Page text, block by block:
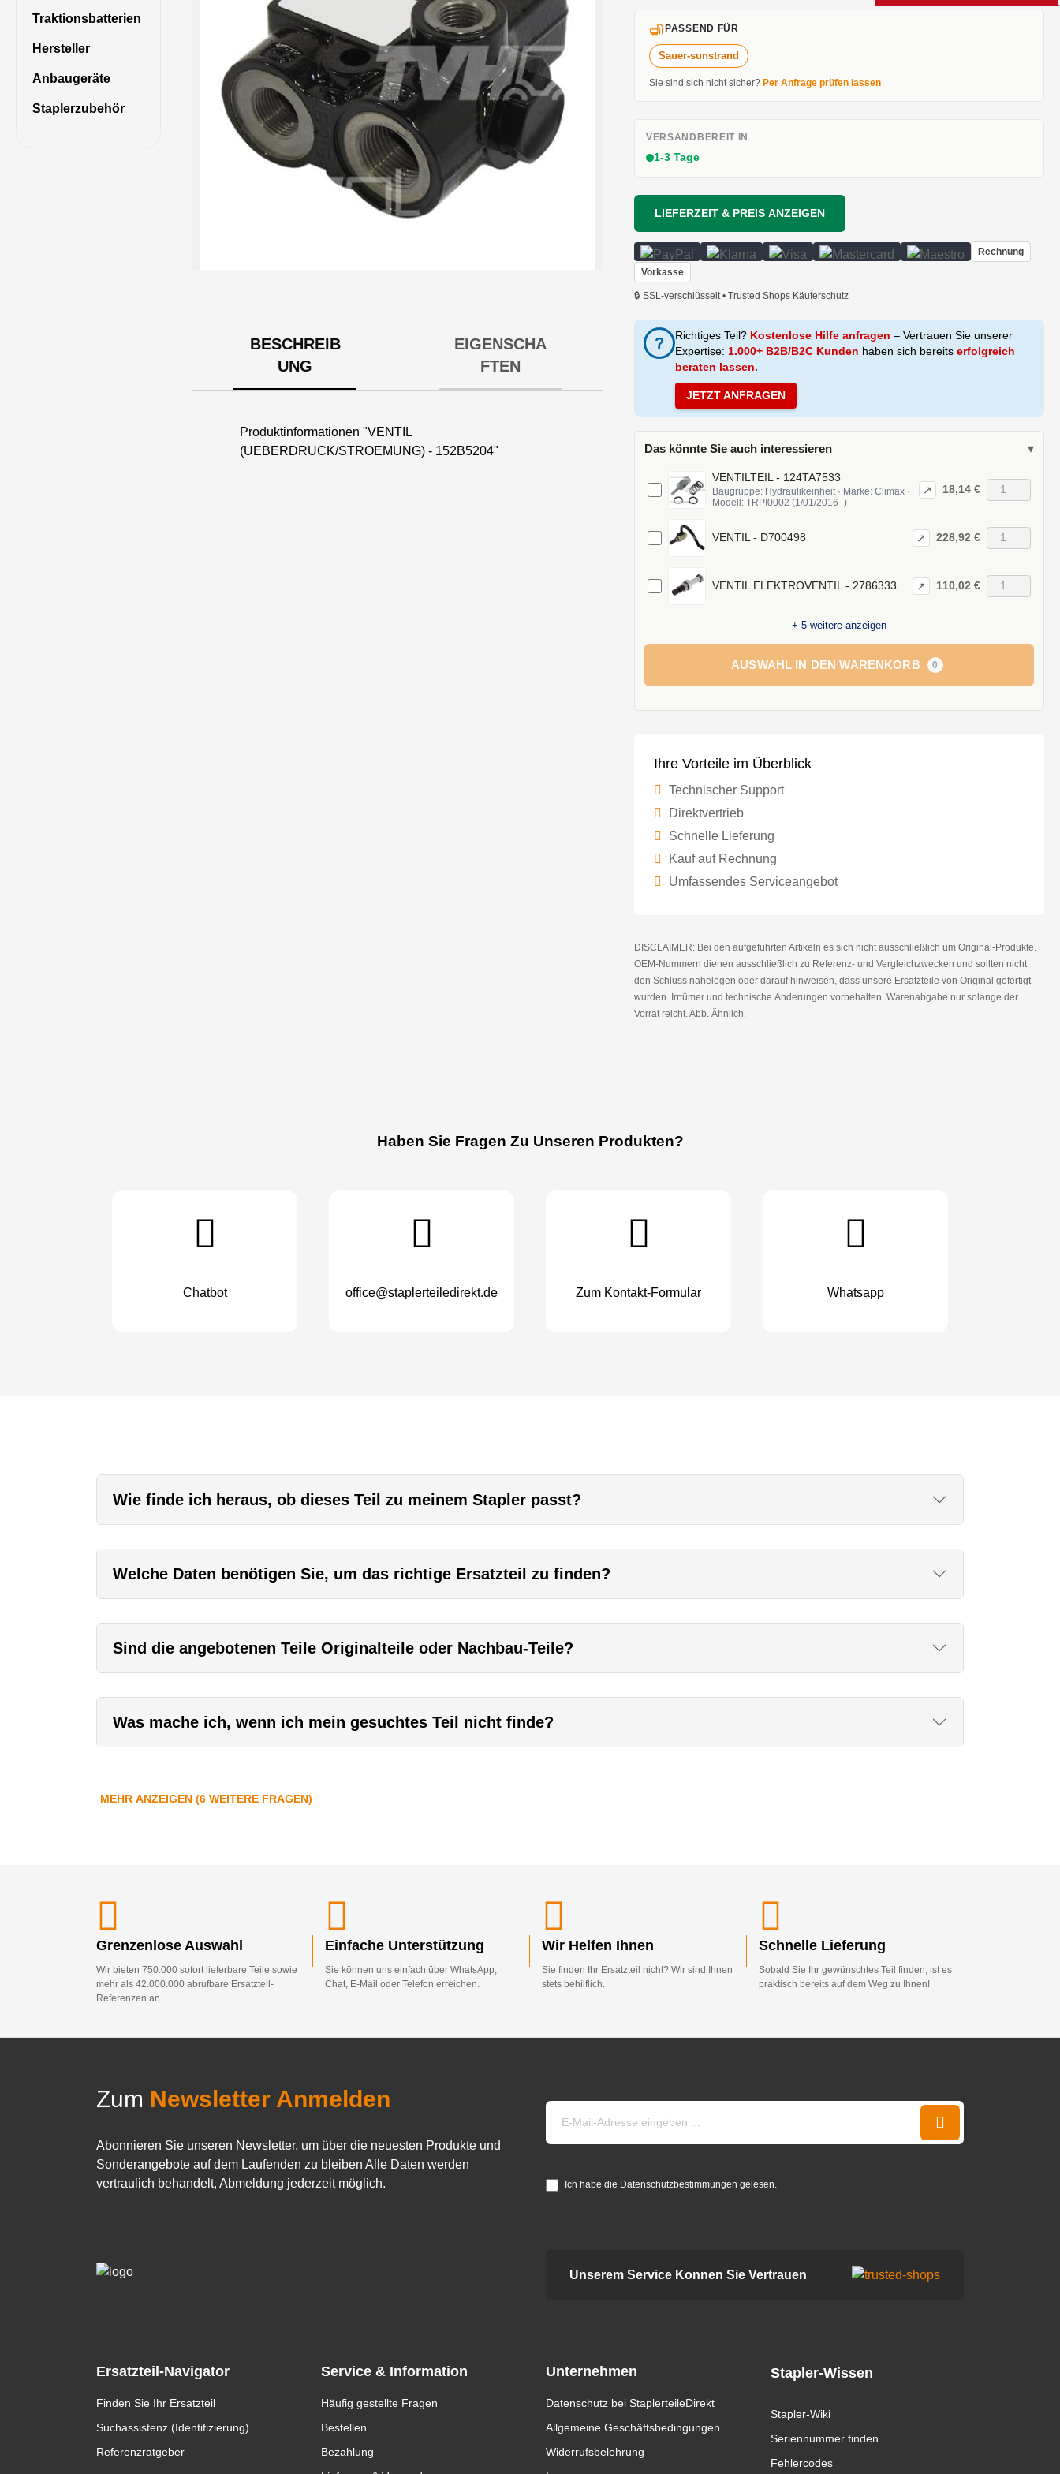
Traktionsbatterien
Hersteller
Anbaugeräte
Staplerzubehör
BESCHREIB
UNG
EIGENSCHA
FTEN
Produktinformationen "VENTIL
(UEBERDRUCK/STROEMUNG) - 152B5204"
PASSEND FÜR
Sauer-sunstrand
Sie sind sich nicht sicher? Per Anfrage prüfen lassen
VERSANDBEREIT IN
1-3 Tage
LIEFERZEIT & PREIS ANZEIGEN
Rechnung
Vorkasse
🔒 SSL-verschlüsselt • Trusted Shops Käuferschutz
? Richtiges Teil? Kostenlose Hilfe anfragen – Vertrauen Sie unserer
Expertise: 1.000+ B2B/B2C Kunden haben sich bereits erfolgreich
beraten lassen.
JETZT ANFRAGEN
Das könnte Sie auch interessieren ▾
VENTILTEIL - 124TA7533
Baugruppe: Hydraulikeinheit · Marke: Climax ·
Modell: TRPI0002 (1/01/2016–)
↗ 18,14 €
VENTIL - D700498 ↗ 228,92 €
VENTIL ELEKTROVENTIL - 2786333 ↗ 110,02 €
+ 5 weitere anzeigen
AUSWAHL IN DEN WARENKORB 0
Ihre Vorteile im Überblick
Technischer Support
Direktvertrieb
Schnelle Lieferung
Kauf auf Rechnung
Umfassendes Serviceangebot
DISCLAIMER: Bei den aufgeführten Artikeln es sich nicht ausschließlich um Original-Produkte.
OEM-Nummern dienen ausschließlich zu Referenz- und Vergleichzwecken und sollten nicht
den Schluss nahelegen oder darauf hinweisen, dass unsere Ersatzteile von Original gefertigt
wurden. Irrtümer und technische Änderungen vorbehalten. Warenabgabe nur solange der
Vorrat reicht. Abb. Ähnlich.
Haben Sie Fragen Zu Unseren Produkten?
Chatbot office@staplerteiledirekt.de Zum Kontakt-Formular Whatsapp
Wie finde ich heraus, ob dieses Teil zu meinem Stapler passt?
Welche Daten benötigen Sie, um das richtige Ersatzteil zu finden?
Sind die angebotenen Teile Originalteile oder Nachbau-Teile?
Was mache ich, wenn ich mein gesuchtes Teil nicht finde?
MEHR ANZEIGEN (6 WEITERE FRAGEN)
Grenzenlose Auswahl
Wir bieten 750.000 sofort lieferbare Teile sowie
mehr als 42.000.000 abrufbare Ersatzteil-
Referenzen an.
Einfache Unterstützung
Sie können uns einfach über WhatsApp,
Chat, E-Mail oder Telefon erreichen.
Wir Helfen Ihnen
Sie finden Ihr Ersatzteil nicht? Wir sind Ihnen
stets behilflich.
Schnelle Lieferung
Sobald Sie Ihr gewünschtes Teil finden, ist es
praktisch bereits auf dem Weg zu Ihnen!
Zum Newsletter Anmelden
Abonnieren Sie unseren Newsletter, um über die neuesten Produkte und
Sonderangebote auf dem Laufenden zu bleiben Alle Daten werden
vertraulich behandelt, Abmeldung jederzeit möglich.
Ich habe die Datenschutzbestimmungen gelesen.
Unserem Service Konnen Sie Vertrauen
Ersatzteil-Navigator
Finden Sie Ihr Ersatzteil
Suchassistenz (Identifizierung)
Referenzratgeber
Service & Information
Häufig gestellte Fragen
Bestellen
Bezahlung
Unternehmen
Datenschutz bei StaplerteileDirekt
Allgemeine Geschäftsbedingungen
Widerrufsbelehrung
Stapler-Wissen
Stapler-Wiki
Seriennummer finden
Fehlercodes